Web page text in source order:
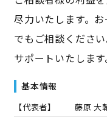
尽力いたします。
でもご相談くださ
サポートいたします
基本情報
【代表者】 藤原 大